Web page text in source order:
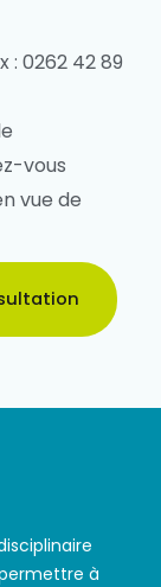
: 0262 42 89
vous
vue de
à